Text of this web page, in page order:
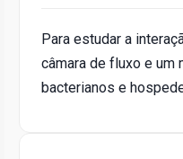
Para estudar a
câmara de fluxo e
bacterianos e